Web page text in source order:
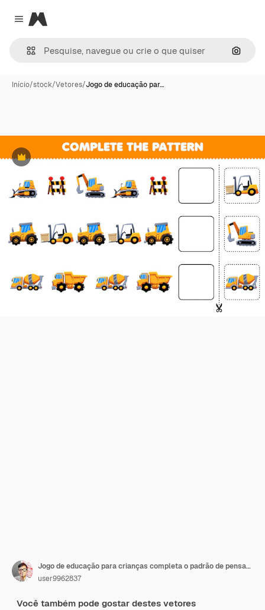
Close menu
Magnific
Início/stock/Vetores/Jogo de educação par…
Premium
Jogo de educação para crianças completa o padrão de pensamento lógico, encontre a regularidade e continue a tarefa de linha com o transporte de máquinas pesadas
user9962837
Você também pode gostar destes vetores